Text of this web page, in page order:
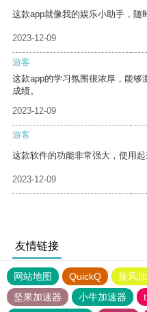
这款app就像我的娱乐小助手，随
2023-12-09
游客
这款app的学习氛围很浓厚，能够
成绩。
2023-12-09
游客
这款软件的功能非常强大，使用起
2023-12-09
友情链接
网站地图 QuickQ 旋风
坚果加速器
小牛加速器